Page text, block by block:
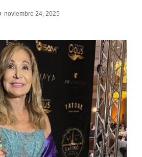
noviembre 24, 2025